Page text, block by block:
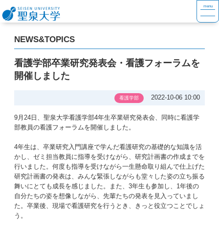
NEWS&TOPICS
看護学部卒業研究発表会・看護フォーラムを
開催しました
看護学部 2022-10-06 10:00
9月24日、聖泉大学看護学部4年生卒業研究発表会、同時に看護学
部教員の看護フォーラムを開催しました。
4年生は、卒業研究入門講座で学んだ看護研究の基礎的な知識を活
かし、ゼミ担当教員に指導を受けながら、研究計画書の作成までを
行いました。何度も指導を受けながら一生懸命取り組んで仕上げた
研究計画書の発表は、みんな緊張しながらも堂々した姿の立ち振る
舞いにとても成長を感じました。また、3年生も参加し、1年後の
自分たちの姿を想像しながら、先輩たちの発表を見入っていまし
た。卒業後、現場で看護研究を行うとき、きっと役立つことでしょ
う。